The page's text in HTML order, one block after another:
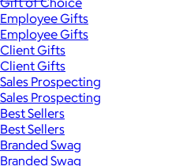
Employee Gifts
Employee Gifts
Client Gifts
Client Gifts
Sales Prospecting
Sales Prospecting
Best Sellers
Best Sellers
Branded Swag
Branded Swag